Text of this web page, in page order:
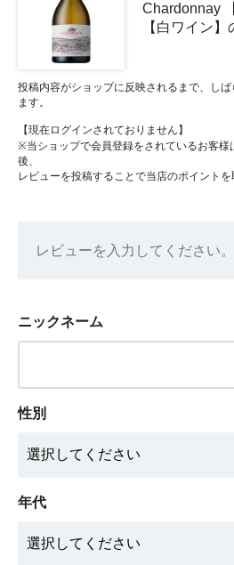
Chardonnay
【白ワイン
投稿内容がショップに反映されるまで、し
ます。
【現在ログインされておりません】
※当ショップで会員登録をされているお客様
後、
レビューを投稿することで当店のポイントを
レビューを入力してください。
ニックネーム
性別
年代